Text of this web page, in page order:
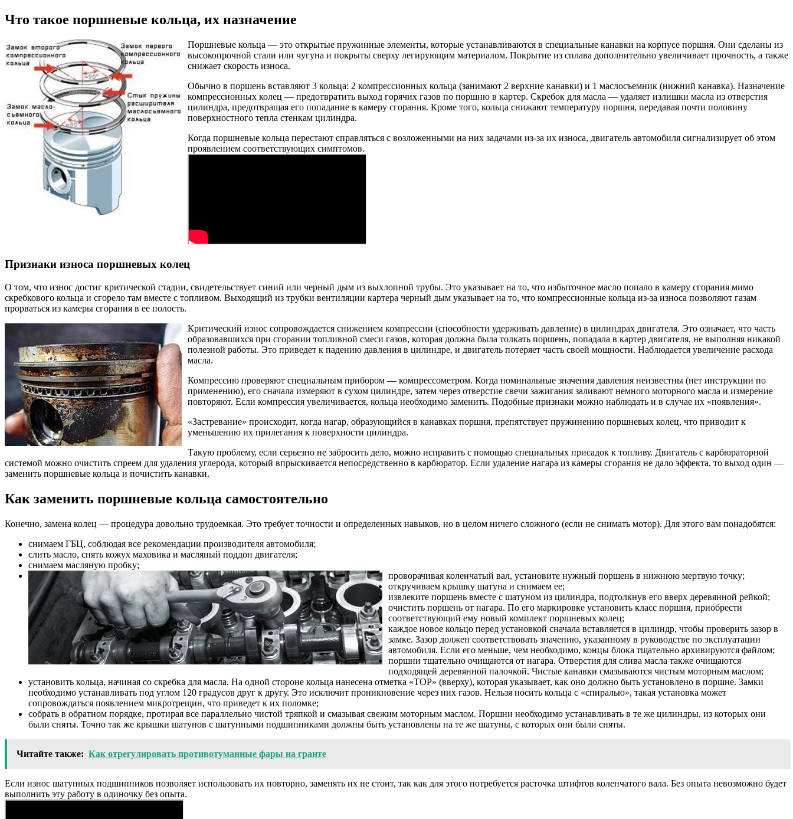
Что такое поршневые кольца, их назначение
Поршневые кольца — это открытые пружинные элементы, которые устанавливаются в специальные канавки на корпусе поршня. Они сделаны из
высокопрочной стали или чугуна и покрыты сверху легирующим материалом. Покрытие из сплава дополнительно увеличивает прочность, а также
снижает скорость износа.
Обычно в поршень вставляют 3 кольца: 2 компрессионных кольца (занимают 2 верхние канавки) и 1 маслосъемник (нижний канавка). Назначение
компрессионных колец — предотвратить выход горячих газов по поршню в картер. Скребок для масла — удаляет излишки масла из отверстия
цилиндра, предотвращая его попадание в камеру сгорания. Кроме того, кольца снижают температуру поршня, передавая почти половину
поверхностного тепла стенкам цилиндра.
Когда поршневые кольца перестают справляться с возложенными на них задачами из-за их износа, двигатель автомобиля сигнализирует об этом
проявлением соответствующих симптомов.
Признаки износа поршневых колец
О том, что износ достиг критической стадии, свидетельствует синий или черный дым из выхлопной трубы. Это указывает на то, что избыточное масло попало в камеру сгорания мимо
скребкового кольца и сгорело там вместе с топливом. Выходящий из трубки вентиляции картера черный дым указывает на то, что компрессионные кольца из-за износа позволяют газам
прорваться из камеры сгорания в ее полость.
Критический износ сопровождается снижением компрессии (способности удерживать давление) в цилиндрах двигателя. Это означает, что часть
образовавшихся при сгорании топливной смеси газов, которая должна была толкать поршень, попадала в картер двигателя, не выполняя никакой
полезной работы. Это приведет к падению давления в цилиндре, и двигатель потеряет часть своей мощности. Наблюдается увеличение расхода
масла.
Компрессию проверяют специальным прибором — компрессометром. Когда номинальные значения давления неизвестны (нет инструкции по
применению), его сначала измеряют в сухом цилиндре, затем через отверстие свечи зажигания заливают немного моторного масла и измерение
повторяют. Если компрессия увеличивается, кольца необходимо заменить. Подобные признаки можно наблюдать и в случае их «появления».
«Застревание» происходит, когда нагар, образующийся в канавках поршня, препятствует пружинению поршневых колец, что приводит к
уменьшению их прилегания к поверхности цилиндра.
Такую проблему, если серьезно не забросить дело, можно исправить с помощью специальных присадок к топливу. Двигатель с карбюраторной
системой можно очистить спреем для удаления углерода, который впрыскивается непосредственно в карбюратор. Если удаление нагара из камеры сгорания не дало эффекта, то выход один —
заменить поршневые кольца и почистить канавки.
Как заменить поршневые кольца самостоятельно
Конечно, замена колец — процедура довольно трудоемкая. Это требует точности и определенных навыков, но в целом ничего сложного (если не снимать мотор). Для этого вам понадобятся:
снимаем ГБЦ, соблюдая все рекомендации производителя автомобиля;
слить масло, снять кожух маховика и масляный поддон двигателя;
снимаем масляную пробку;
проворачивая коленчатый вал, установите нужный поршень в нижнюю мертвую точку;
откручиваем крышку шатуна и снимаем ее;
извлеките поршень вместе с шатуном из цилиндра, подтолкнув его вверх деревянной рейкой;
очистить поршень от нагара. По его маркировке установить класс поршня, приобрести
соответствующий ему новый комплект поршневых колец;
каждое новое кольцо перед установкой сначала вставляется в цилиндр, чтобы проверить зазор в
замке. Зазор должен соответствовать значению, указанному в руководстве по эксплуатации
автомобиля. Если его меньше, чем необходимо, концы блока тщательно архивируются файлом;
поршни тщательно очищаются от нагара. Отверстия для слива масла также очищаются
подходящей деревянной палочкой. Чистые канавки смазываются чистым моторным маслом;
установить кольца, начиная со скребка для масла. На одной стороне кольца нанесена отметка «TOP» (вверху), которая указывает, как оно должно быть установлено в поршне. Замки
необходимо устанавливать под углом 120 градусов друг к другу. Это исключит проникновение через них газов. Нельзя носить кольца с «спиралью», такая установка может
сопровождаться появлением микротрещин, что приведет к их поломке;
собрать в обратном порядке, протирая все параллельно чистой тряпкой и смазывая свежим моторным маслом. Поршни необходимо устанавливать в те же цилиндры, из которых они
были сняты. Точно так же крышки шатунов с шатунными подшипниками должны быть установлены на те же шатуны, с которых они были сняты.
Читайте также: Как отрегулировать противотуманные фары на гранте
Если износ шатунных подшипников позволяет использовать их повторно, заменять их не стоит, так как для этого потребуется расточка штифтов коленчатого вала. Без опыта невозможно будет
выполнить эту работу в одиночку без опыта.